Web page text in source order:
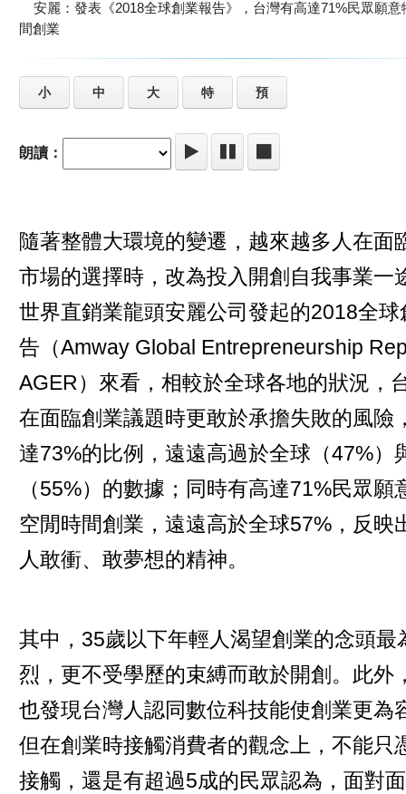
安麗：發表《2018全球創業報告》，台灣有高達71%民眾願意
間創業
小 中 大 特 預
朗讀：
隨著整體大環境的變遷，越來越多人在面
市場的選擇時，改為投入開創自我事業一
世界直銷業龍頭安麗公司發起的2018全球
告（Amway Global Entrepreneurship
AGER）來看，相較於全球各地的狀況，
在面臨創業議題時更敢於承擔失敗的風險
達73%的比例，遠遠高過於全球（47%）
（55%）的數據；同時有高達71%民眾願
空閒時間創業，遠遠高於全球57%，反映
人敢衝、敢夢想的精神。
其中，35歲以下年輕人渴望創業的念頭最
烈，更不受學歷的束縛而敢於開創。此外
也發現台灣人認同數位科技能使創業更為
但在創業時接觸消費者的觀念上，不能只
接觸，還是有超過5成的民眾認為，面對